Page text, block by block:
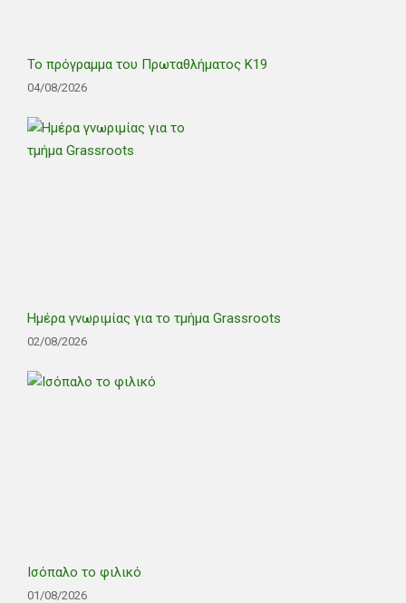
Το πρόγραμμα του Πρωταθλήματος Κ19
04/08/2026
Ημέρα γνωριμίας για το τμήμα Grassroots
02/08/2026
Ισόπαλο το φιλικό
01/08/2026